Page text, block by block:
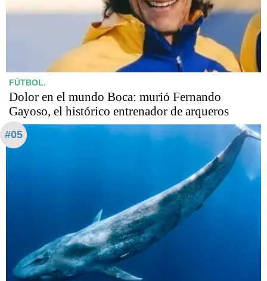
FÚTBOL.
Dolor en el mundo Boca: murió Fernando
Gayoso, el histórico entrenador de arqueros
#05